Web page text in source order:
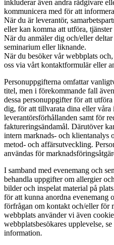
inkluderar även andra rådgivare
kommunicera med för att
När du är leverantör,
eller kan komma att utföra, tjänster
När du anmäler dig och/eller
seminarium eller liknande.
När du besöker vår webbplats
oss via vårt kontaktformulär eller
Personuppgifterna omfattar
titel, men i förekommande fall
dessa personuppgifter för att
dig, för att tillvarata dina eller våra
leverantörsförhållanden samt för
faktureringsändamål. Därutöver
intern marknads- och klientanalys
metod- och affärsutveckling.
användas för
I samband med evenemang och
behandla uppgifter om allergier
bilder och inspelat material på
för att kunna anordna evenemang
förfrågan om kontakt och/eller för
webbplats använder vi även
webbplatsbesökares upplevelse,
information.